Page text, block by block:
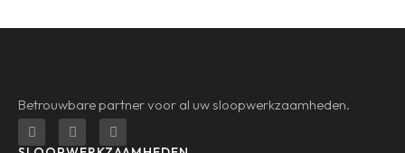
Betrouwbare partner voor al uw sloopwerkzaamheden.